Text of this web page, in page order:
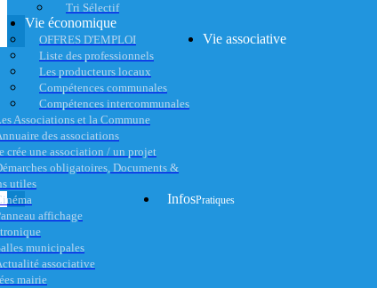
Tri Sélectif
Vie économique
OFFRES D'EMPLOI
Liste des professionnels
Les producteurs locaux
Compétences communales
Compétences intercommunales
Vie associative
Associations et la Commune
des associations
crée une association / un projet
obligatoires, Documents &
utiles
affichage
municipales
associative
InfosPratiques
mairie